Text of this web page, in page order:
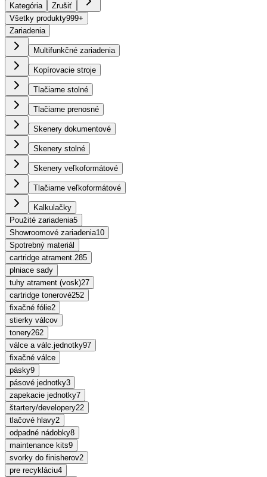
Kategória
Zrušiť
Všetky produkty999+
Zariadenia
Multifunkčné zariadenia
Kopírovacie stroje
Tlačiarne stolné
Tlačiarne prenosné
Skenery dokumentové
Skenery stolné
Skenery veľkoformátové
Tlačiarne veľkoformátové
Kalkulačky
Použité zariadenia5
Showroomové zariadenia10
Spotrebný materiál
cartridge atrament. 285
plniace sady
tuhy atrament (vosk)27
cartridge tonerové252
fixačné fólie2
stierky válcov
tonery262
válce a válc.jednotky97
fixačné válce
pásky9
pásové jednotky3
zapekacie jednotky7
štartery/developery22
tlačové hlavy2
odpadné nádobky8
maintenance kits9
svorky do finisherov2
pre recykláciu4